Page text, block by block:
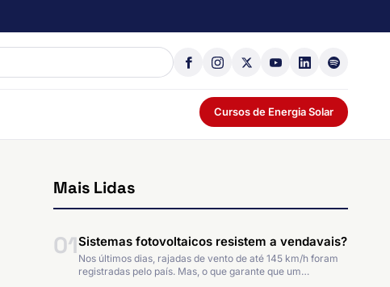
Cursos de Energia Solar
Mais Lidas
01Sistemas fotovoltaicos resistem a vendavais?
Nos últimos dias, rajadas de vento de até 145 km/h foram
registradas pelo país. Mas, o que garante que um…